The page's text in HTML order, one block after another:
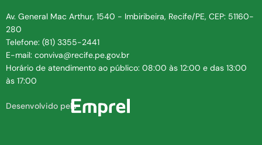
Av. General Mac Arthur, 1540 - Imbiribeira, Recife/PE, CEP: 51160-
280
Telefone: (81) 3355-2441
E-mail: conviva@recife.pe.gov.br
Horário de atendimento ao público: 08:00 às 12:00 e das 13:00
às 17:00
Desenvolvido pela